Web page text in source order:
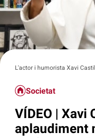
L'actor i humorista Xavi
Societat
VÍDEO | Xavi
aplaudiment